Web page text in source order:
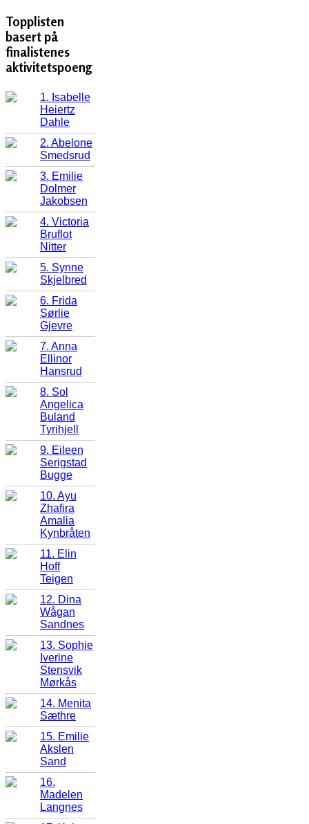
Topplisten
basert på
finalistenes
aktivitetspoeng
1. Isabelle
Heiertz
Dahle
2. Abelone
Smedsrud
3. Emilie
Dolmer
Jakobsen
4. Victoria
Bruflot
Nitter
5. Synne
Skjelbred
6. Frida
Sørlie
Gjevre
7. Anna
Ellinor
Hansrud
8. Sol
Angelica
Buland
Tyrihjell
9. Eileen
Serigstad
Bugge
10. Ayu
Zhafira
Amalia
Kynbråten
11. Elin
Hoff
Teigen
12. Dina
Wågan
Sandnes
13. Sophie
Iverine
Stensvik
Mørkås
14. Menita
Sæthre
15. Emilie
Akslen
Sand
16.
Madelen
Langnes